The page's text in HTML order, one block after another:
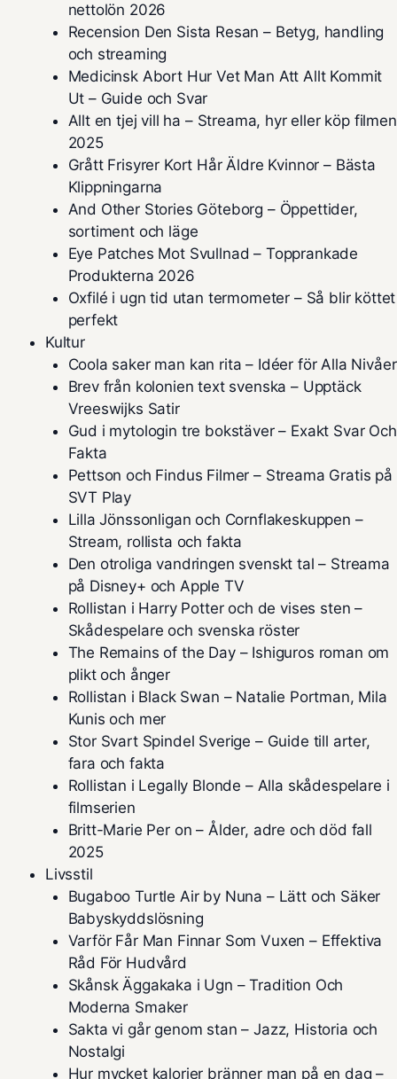
nettolön 2026
Recension Den Sista Resan – Betyg, handling
och streaming
Medicinsk Abort Hur Vet Man Att Allt Kommit
Ut – Guide och Svar
Allt en tjej vill ha – Streama, hyr eller köp filmen
2025
Grått Frisyrer Kort Hår Äldre Kvinnor – Bästa
Klippningarna
And Other Stories Göteborg – Öppettider,
sortiment och läge
Eye Patches Mot Svullnad – Topprankade
Produkterna 2026
Oxfilé i ugn tid utan termometer – Så blir köttet
perfekt
Kultur
Coola saker man kan rita – Idéer för Alla Nivåer
Brev från kolonien text svenska – Upptäck
Vreeswijks Satir
Gud i mytologin tre bokstäver – Exakt Svar Och
Fakta
Pettson och Findus Filmer – Streama Gratis på
SVT Play
Lilla Jönssonligan och Cornflakeskuppen –
Stream, rollista och fakta
Den otroliga vandringen svenskt tal – Streama
på Disney+ och Apple TV
Rollistan i Harry Potter och de vises sten –
Skådespelare och svenska röster
The Remains of the Day – Ishiguros roman om
plikt och ånger
Rollistan i Black Swan – Natalie Portman, Mila
Kunis och mer
Stor Svart Spindel Sverige – Guide till arter,
fara och fakta
Rollistan i Legally Blonde – Alla skådespelare i
filmserien
Britt-Marie Per on – Ålder, adre och död fall
2025
Livsstil
Bugaboo Turtle Air by Nuna – Lätt och Säker
Babyskyddslösning
Varför Får Man Finnar Som Vuxen – Effektiva
Råd För Hudvård
Skånsk Äggakaka i Ugn – Tradition Och
Moderna Smaker
Sakta vi går genom stan – Jazz, Historia och
Nostalgi
Hur mycket kalorier bränner man på en dag –